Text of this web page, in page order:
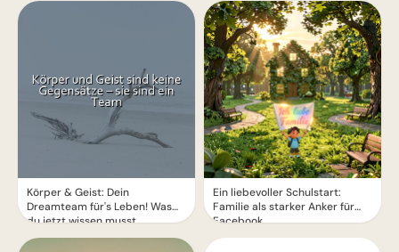
Körper & Geist: Dein
Dreamteam für's Leben! Was
du jetzt wissen musst.
Ein liebevoller Schulstart:
Familie als starker Anker für
Facebook